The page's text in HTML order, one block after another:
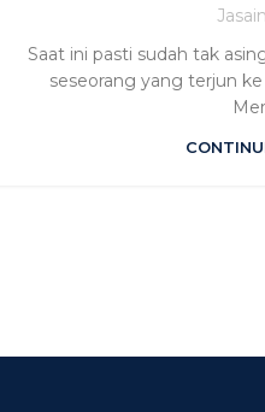
Saat ini pasti sudah tak
seseorang yang terjun